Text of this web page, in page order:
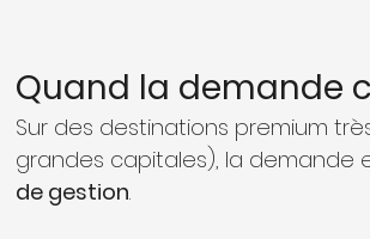
Quand la demande
Sur des destinations premium
grandes capitales), la demande
de gestion.